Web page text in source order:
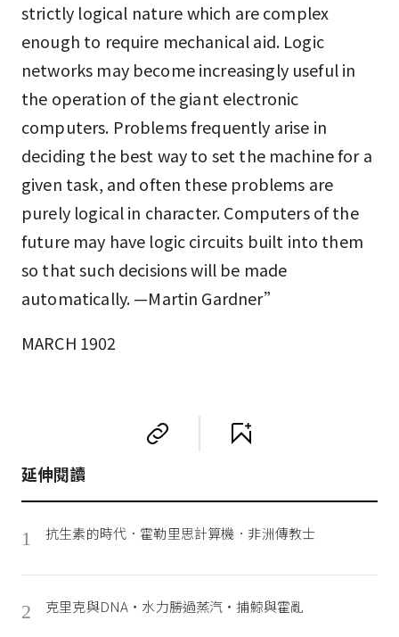
strictly logical nature which are complex
enough to require mechanical aid. Logic
networks may become increasingly useful in
the operation of the giant electronic
computers. Problems frequently arise in
deciding the best way to set the machine for a
given task, and often these problems are
purely logical in character. Computers of the
future may have logic circuits built into them
so that such decisions will be made
automatically. —Martin Gardner”
MARCH 1902
延伸閱讀
1 抗生素的時代．霍勒里思計算機．非洲傳教士
2 克里克與DNA‧水力勝過蒸汽‧捕鯨與霍亂